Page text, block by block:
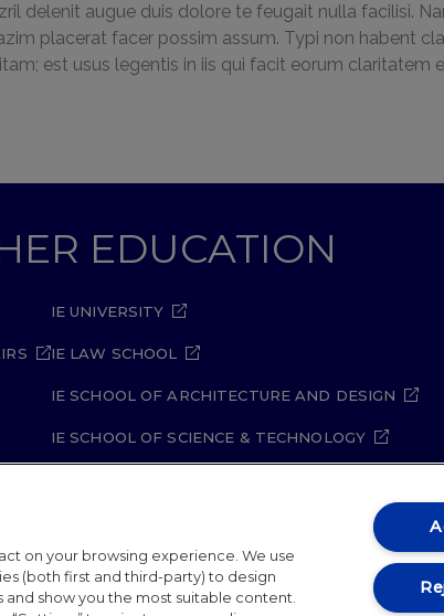
delenit augue duis dolore te feugait nulla facilisi.
placerat facer possim assum. Typi non habent
est usus legentis in iis qui facit eorum claritatem
EDUCATION
IE UNIVERSITY
IE LAW SCHOOL
IE SCHOOL OF ARCHITECTURE AND DESIGN
IE SCHOOL OF SCIENCE & TECHNOLOGY
on your browsing experience. We use
(both first and third-party) to design
show you the most suitable content.